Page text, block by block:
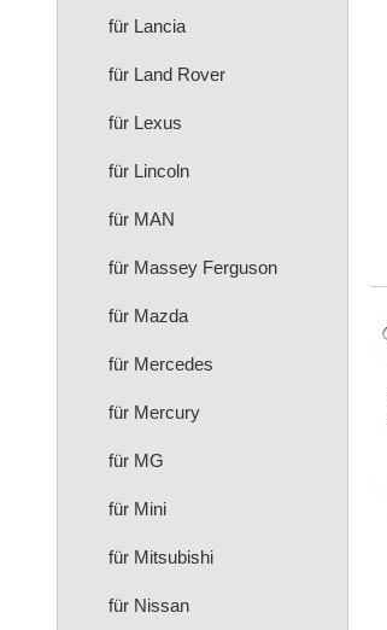
für Lancia
für Land Rover
für Lexus
für Lincoln
für MAN
für Massey Ferguson
für Mazda
für Mercedes
für Mercury
für MG
für Mini
für Mitsubishi
für Nissan